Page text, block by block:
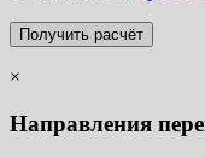
×
Направления